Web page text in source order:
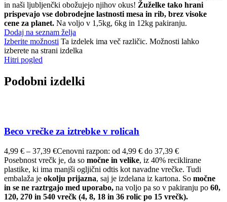
in naši ljubljenčki obožujejo njihov okus! Žuželke tako hrani
prispevajo vse dobrodejne lastnosti mesa in rib, brez visoke
cene za planet. Na voljo v 1,5kg, 6kg in 12kg pakiranju.
Dodaj na seznam želja
Izberite možnosti Ta izdelek ima več različic. Možnosti lahko
izberete na strani izdelka
Hitri pogled
Podobni izdelki
Beco vrečke za iztrebke v rolicah
4,99 € – 37,39 €Cenovni razpon: od 4,99 € do 37,39 €
Posebnost vrečk je, da so močne in velike, iz 40% reciklirane
plastike, ki ima manjši ogljični odtis kot navadne vrečke. Tudi
embalaža je okolju prijazna, saj je izdelana iz kartona. So močne
in se ne raztrgajo med uporabo, na voljo pa so v pakiranju po 60,
120, 270 in 540 vrečk (4, 8, 18 in 36 rolic po 15 vrečk).